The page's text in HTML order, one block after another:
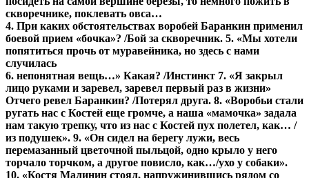
скворечнике, поклевать овса…
4. При каких обстоятельствах воробей Баранкин применил
боевой прием «бочка»? /Бой за скворечник. 5. «Мы хотели
попятиться прочь от муравейника, но здесь с нами
случилась
6. непонятная вещь…» Какая? /Инстинкт 7. «Я закрыл
лицо руками и заревел, заревел первый раз в жизни»
Отчего ревел Баранкин? /Потерял друга. 8. «Воробьи стали
ругать нас с Костей еще громче, а наша «мамочка» задала
нам такую трепку, что из нас с Костей пух полетел, как… /
из подушек». 9. «Он сидел на берегу лужи, весь
перемазанный цветочной пыльцой, одно крыло у него
торчало торчком, а другое повисло, как…/ухо у собаки».
10. «Костя Малинин стоял, напружинившись рядом со